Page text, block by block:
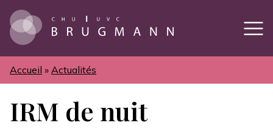
au
contenu
principal
Fil
d'Ariane
Accueil Actualités
IRM de nuit